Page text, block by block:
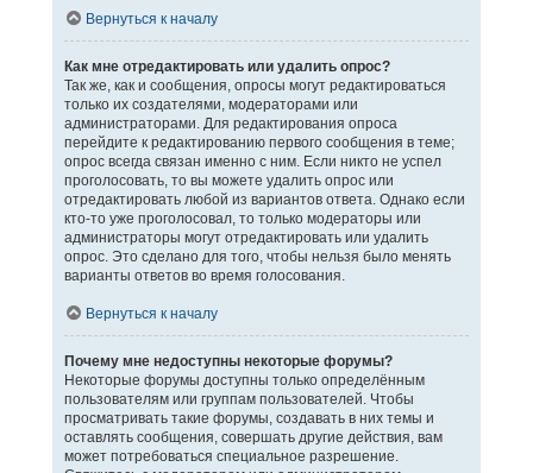
Вернуться к началу
Как мне отредактировать или удалить опрос?
Так же, как и сообщения, опросы могут редактироваться
только их создателями, модераторами или
администраторами. Для редактирования опроса
перейдите к редактированию первого сообщения в теме;
опрос всегда связан именно с ним. Если никто не успел
проголосовать, то вы можете удалить опрос или
отредактировать любой из вариантов ответа. Однако если
кто-то уже проголосовал, то только модераторы или
администраторы могут отредактировать или удалить
опрос. Это сделано для того, чтобы нельзя было менять
варианты ответов во время голосования.
Вернуться к началу
Почему мне недоступны некоторые форумы?
Некоторые форумы доступны только определённым
пользователям или группам пользователей. Чтобы
просматривать такие форумы, создавать в них темы и
оставлять сообщения, совершать другие действия, вам
может потребоваться специальное разрешение.